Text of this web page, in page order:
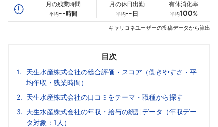
月の残業時間
平均--時間
月の休日出勤
平均-- 日
有休消化率
平均100%
キャリコネユーザーの投稿データから算出
目次
天生水産株式会社の総合評価・スコア（働きやすさ・平
均年収・残業時間）
天生水産株式会社の口コミをテーマ・職種から探す
天生水産株式会社の年収・給与の統計データ（年収デー
タ対象：1人）